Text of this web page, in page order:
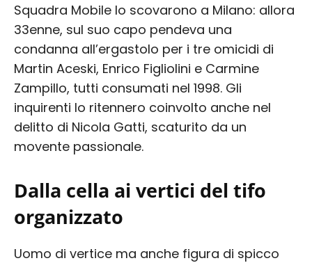
Squadra Mobile lo scovarono a Milano: allora
33enne, sul suo capo pendeva una
condanna all’ergastolo per i tre omicidi di
Martin Aceski, Enrico Figliolini e Carmine
Zampillo, tutti consumati nel 1998. Gli
inquirenti lo ritennero coinvolto anche nel
delitto di Nicola Gatti, scaturito da un
movente passionale.
Dalla cella ai vertici del tifo
organizzato
Uomo di vertice ma anche figura di spicco